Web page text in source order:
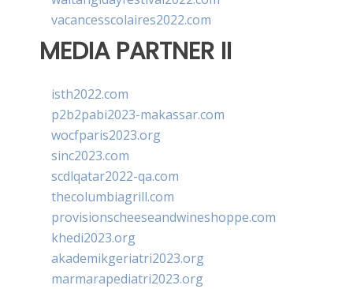
vacancesscolaires2022.com
MEDIA PARTNER II
isth2022.com
p2b2pabi2023-makassar.com
wocfparis2023.org
sinc2023.com
scdlqatar2022-qa.com
thecolumbiagrill.com
provisionscheeseandwineshoppe.com
khedi2023.org
akademikgeriatri2023.org
marmarapediatri2023.org